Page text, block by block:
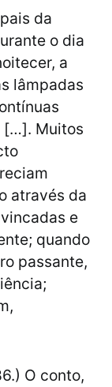
da
o dia
a
lâmpadas
[…]. Muitos
através da
e
quando
passante,
O conto,